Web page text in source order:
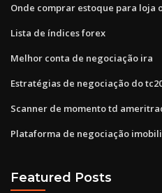
Onde comprar estoque para loja
Lista de índices forex
Melhor conta de negociação ira
Estratégias de negociação do
Scanner de momento td
Plataforma de negociação
Featured Posts